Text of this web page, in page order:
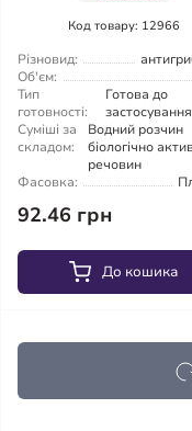
Код товару: 12966
Різновид:
Об'єм:
Тип
готовності:
Готова до
застосування
Суміші за
складом:
Водний розчин
біологічно
речовин
Фасовка:
92.46 грн
До кошика